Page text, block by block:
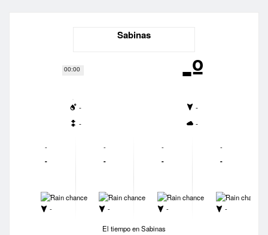
00:00
Sabinas
-º
-
-
-
-
-
-
-
-
-
-
-
-
-
-
-
-
-
-
-
-
El tiempo en Sabinas